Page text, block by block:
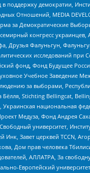
поддержку демократии,
Отношений, MEDIA
за Демократические
конгресс
Друзья Фалуньгун,
исследований при
фонд, Фонд Будущее
Учебное Заведение
за выборами,
Stichting Bellingcat,
национальная
Медуза, Фонд Андрея
университет,
Инк, Завет церквей TCCN,
Дом прав человека
АЛЛАТРА, За
Европейский